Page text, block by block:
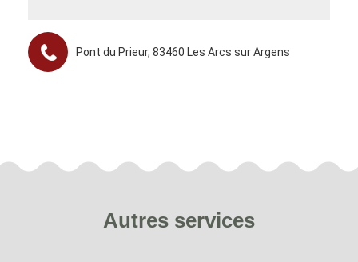
Pont du Prieur, 83460 Les Arcs sur Argens
Autres services